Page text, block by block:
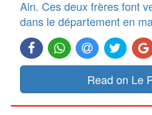
Ain. Ces deux frères font
dans le département en
Read on Le